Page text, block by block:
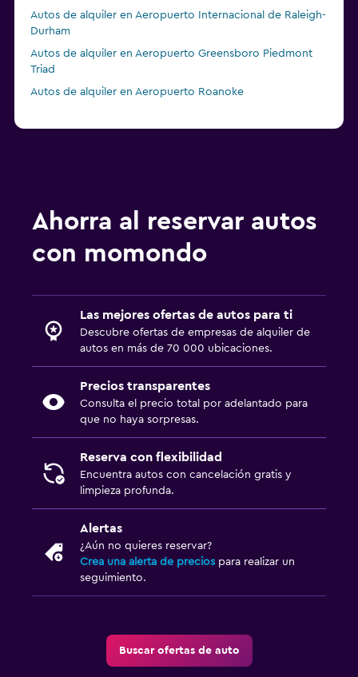
Autos de alquiler en Aeropuerto Internacional de Raleigh-
Durham
Autos de alquiler en Aeropuerto Greensboro Piedmont
Triad
Autos de alquiler en Aeropuerto Roanoke
Ahorra al reservar autos
con momondo
Las mejores ofertas de autos para ti
Descubre ofertas de empresas de alquiler de
autos en más de 70 000 ubicaciones.
Precios transparentes
Consulta el precio total por adelantado para
que no haya sorpresas.
Reserva con flexibilidad
Encuentra autos con cancelación gratis y
limpieza profunda.
Alertas
¿Aún no quieres reservar?
Crea una alerta de precios para realizar un
seguimiento.
Buscar ofertas de auto